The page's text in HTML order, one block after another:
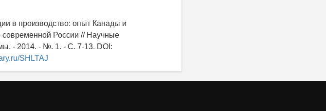
в производство: опыт Канады и
современной России // Научные
- 2014. - №. 1. - C. 7-13. DOI:
SHLTAJ